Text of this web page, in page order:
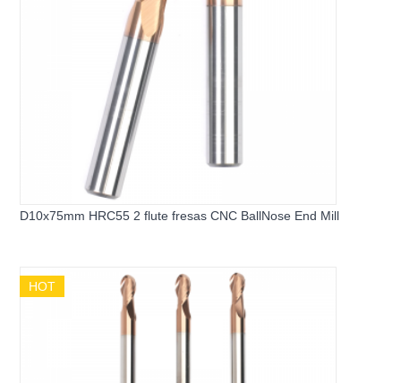
D10x75mm HRC55 2 flute fresas CNC BallNose End Mill
HOT